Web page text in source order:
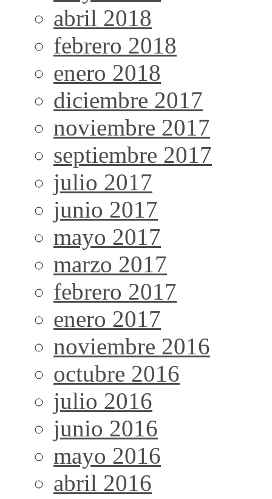
abril 2018
febrero 2018
enero 2018
diciembre 2017
noviembre 2017
septiembre 2017
julio 2017
junio 2017
mayo 2017
marzo 2017
febrero 2017
enero 2017
noviembre 2016
octubre 2016
julio 2016
junio 2016
mayo 2016
abril 2016